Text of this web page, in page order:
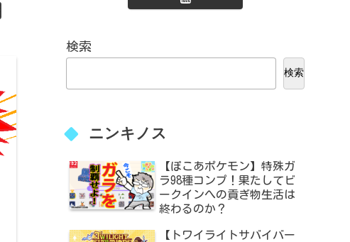
検索
検索
ニンキノス
【ぽこあポケモン】特殊ガ
ラ98種コンプ！果たしてビ
ークインへの貢ぎ物生活は
終わるのか？
【トワイライトサバイバー